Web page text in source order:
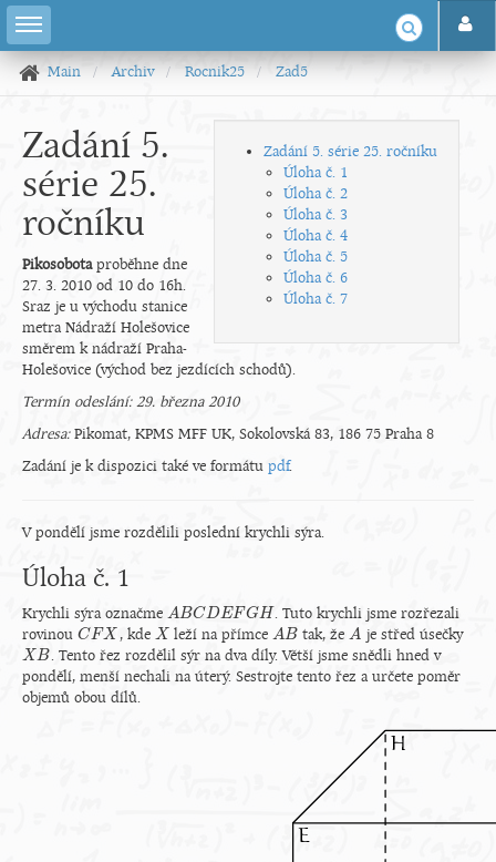
Main Archiv Rocnik25 Zad5
Zadání 5. série 25. ročníku
Úloha č. 1
Úloha č. 2
Úloha č. 3
Úloha č. 4
Úloha č. 5
Úloha č. 6
Úloha č. 7
Zadání 5.
série 25.
ročníku
Pikosobotaproběhne dne
27. 3. 2010 od 10 do 16h.
Sraz je u východu stanice
metra Nádraží Holešovice
směrem k nádraží Praha-
Holešovice (východ bez jezdících schodů).
Termín odeslání: 29. března 2010
Adresa:Pikomat, KPMS MFF UK, Sokolovská 83, 186 75 Praha 8
Zadání je k dispozici také ve formátu pdf.
V pondělí jsme rozdělili poslední krychli sýra.
Úloha č. 1
Krychli sýra označme ABCDEFGH
ABCDEFGH
. Tuto krychli jsme rozřezali
rovinou CFX
CFX , kde X
X leží na přímceAB
AB tak, žeA
A je střed úsečky
XB
XB . Tento řez rozdělil sýr na dva díly. Větší jsme snědli hned v
pondělí, menší nechali na úterý. Sestrojte tento řez a určete poměr
objemů obou dílů.